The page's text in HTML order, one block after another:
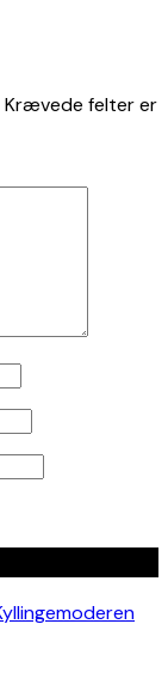
Krævede felter er